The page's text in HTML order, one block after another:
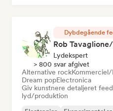
Dybdegående
Rob
Lydekspert
> 800 svar afgivet
Alternative rock
Dream popElectronica
Giv kunstnere detaljeret
lyd/produktion